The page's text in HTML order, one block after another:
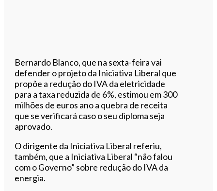
Bernardo Blanco, que na sexta-feira vai
defender o projeto da Iniciativa Liberal que
propõe a redução do IVA da eletricidade
para a taxa reduzida de 6%, estimou em 300
milhões de euros ano a quebra de receita
que se verificará caso o seu diploma seja
aprovado.
O dirigente da Iniciativa Liberal referiu,
também, que a Iniciativa Liberal “não falou
com o Governo” sobre redução do IVA da
energia.